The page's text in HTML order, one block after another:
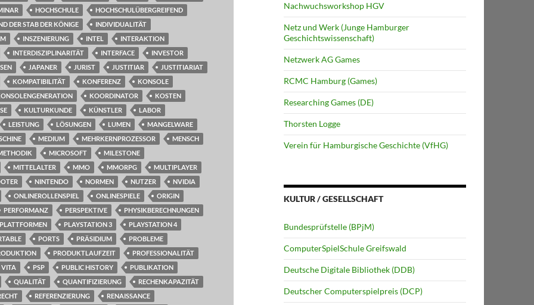
HOCHSCHULE
HOCHSCHULÜBERGREIFEND
DER STAB DER KÖNIGE
INDIVIDUALITÄT
INSZENIERUNG INTEL
INTERAKTION
INTERDISZIPLINARITÄT INTERFACE
INVESTOR
JAPANER JURIST JUSTITIAR
JUSTITIARIAT
KOMPATIBILITÄT KONFERENZ
KONSOLE
KOORDINATOR
KOSTEN
KULTURKUNDE KÜNSTLER
LABOR
LEISTUNG LÖSUNGEN LUMEN
MANGELWARE
MEDIUM MEHRKERNPROZESSOR
MENSCH
MICROSOFT
MILESTONE
MITTELALTER MMO MMORPG
MULTIPLAYER
NINTENDO NORMEN NUTZER
NVIDIA
ONLINEROLLENSPIEL ONLINESPIELE
ORIGIN
PERFORMANZ PERSPEKTIVE
PHYSIKBERECHNUNGEN
PLATTFORMEN PLAYSTATION 3
PLAYSTATION 4
PORTS PRÄSIDIUM
PROBLEME
PRODUKTLAUFZEIT
PROFESSIONALITÄT
VITA PSP PUBLIC HISTORY
PUBLIKATION
QUALITÄT QUANTIFIZIERUNG
RECHENKAPAZITÄT
REFERENZIERUNG
RENAISSANCE
Nachwuchsworkshop HGV
Netz und Werk (Junge Hamburger
Geschichtswissenschaft)
Netzwerk AG Games
RCMC Hamburg (Games)
Researching Games (DE)
Thorsten Logge
Verein für Hamburgische Geschichte (VfHG)
KULTUR / GESELLSCHAFT
Bundesprüfstelle (BPjM)
ComputerSpielSchule Greifswald
Deutsche Digitale Bibliothek (DDB)
Deutscher Computerspielpreis (DCP)